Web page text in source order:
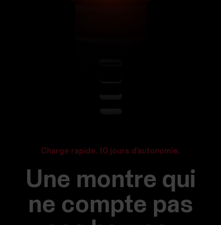
Charge rapide. 10 jours d’autonomie.
Une montre qui
ne compte pas